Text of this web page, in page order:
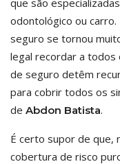
que são
odontológico ou carro.
seguro se tornou
legal recordar a todos
de seguro detêm
para cobrir todos os
de Abdon Batista.
É certo supor de que,
cobertura de risco